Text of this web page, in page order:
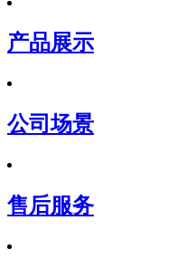
产品展示
公司场景
售后服务